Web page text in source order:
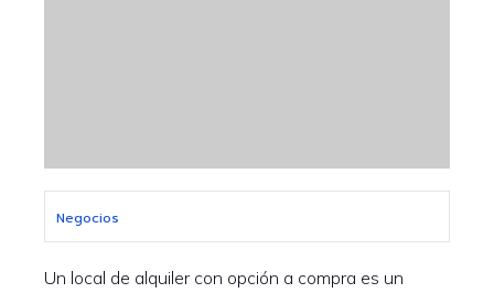
Negocios
Un local de alquiler con opción a compra es un